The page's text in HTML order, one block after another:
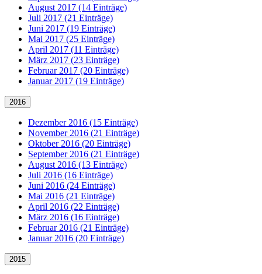
August 2017 (14 Einträge)
Juli 2017 (21 Einträge)
Juni 2017 (19 Einträge)
Mai 2017 (25 Einträge)
April 2017 (11 Einträge)
März 2017 (23 Einträge)
Februar 2017 (20 Einträge)
Januar 2017 (19 Einträge)
2016
Dezember 2016 (15 Einträge)
November 2016 (21 Einträge)
Oktober 2016 (20 Einträge)
September 2016 (21 Einträge)
August 2016 (13 Einträge)
Juli 2016 (16 Einträge)
Juni 2016 (24 Einträge)
Mai 2016 (21 Einträge)
April 2016 (22 Einträge)
März 2016 (16 Einträge)
Februar 2016 (21 Einträge)
Januar 2016 (20 Einträge)
2015